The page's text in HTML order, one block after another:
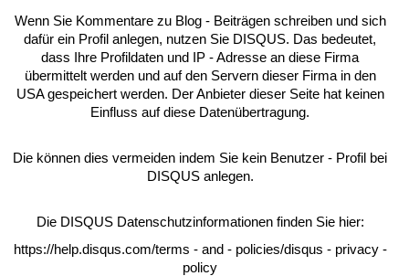
Wenn Sie Kommentare zu Blog - Beiträgen schreiben und sich
dafür ein Profil anlegen, nutzen Sie DISQUS. Das bedeutet,
dass Ihre Profildaten und IP - Adresse an diese Firma
übermittelt werden und auf den Servern dieser Firma in den
USA gespeichert werden. Der Anbieter dieser Seite hat keinen
Einfluss auf diese Datenübertragung.
Die können dies vermeiden indem Sie kein Benutzer - Profil bei
DISQUS anlegen.
Die DISQUS Datenschutzinformationen finden Sie hier:
https://help.disqus.com/terms - and - policies/disqus - privacy -
policy